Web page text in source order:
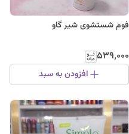
فوم شستشوی شیر گاو
۵۳۹٬۰۰۰
افزودن به سبد